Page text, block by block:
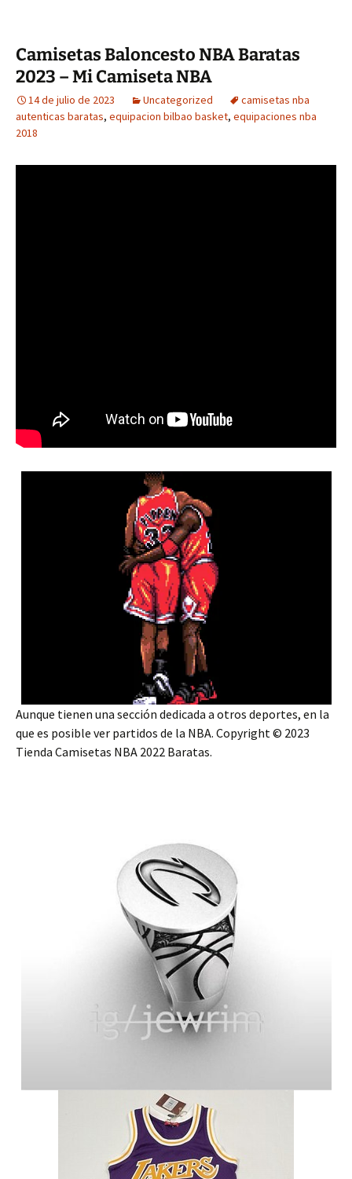
Camisetas Baloncesto NBA Baratas
2023 – Mi Camiseta NBA
14 de julio de 2023 Uncategorized
camisetas nba
autenticas baratas, equipacion bilbao basket, equipaciones nba
2018
Aunque tienen una sección dedicada a otros deportes, en la
que es posible ver partidos de la NBA. Copyright © 2023
Tienda Camisetas NBA 2022 Baratas.